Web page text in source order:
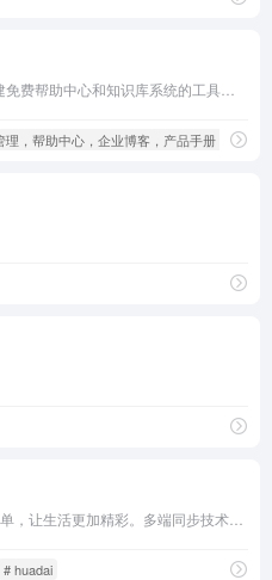
理，帮助中心，企业博客，产品手册，智能
# huadai